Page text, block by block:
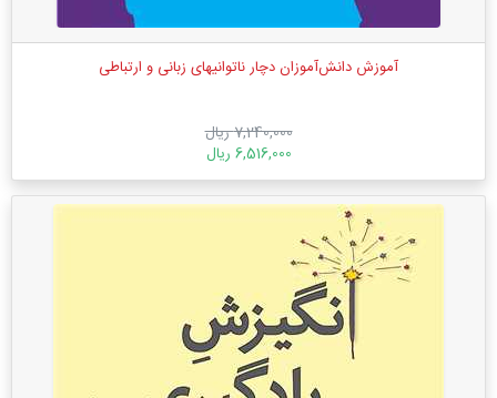
آموزش دانش‌آموزان دچار ناتوانیهای زبانی و ارتباطی
7,240,000 ریال
6,516,000 ریال